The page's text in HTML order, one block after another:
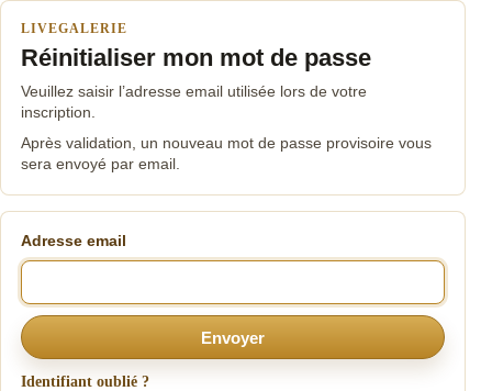
LIVEGALERIE
Réinitialiser mon mot de passe
Veuillez saisir l’adresse email utilisée lors de votre
inscription.
Après validation, un nouveau mot de passe provisoire vous
sera envoyé par email.
Adresse email
Envoyer
Identifiant oublié ?